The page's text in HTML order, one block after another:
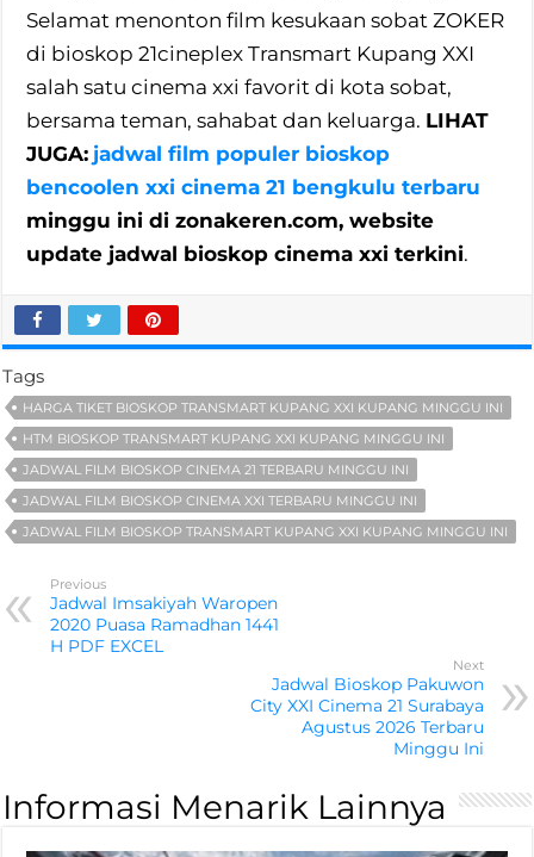
Selamat menonton film kesukaan sobat ZOKER
di bioskop 21cineplex Transmart Kupang XXI
salah satu cinema xxi favorit di kota sobat,
bersama teman, sahabat dan keluarga. LIHAT
JUGA: jadwal film populer bioskop
bencoolen xxi cinema 21 bengkulu terbaru
minggu ini di zonakeren.com, website
update jadwal bioskop cinema xxi terkini.
Tags
HARGA TIKET BIOSKOP TRANSMART KUPANG XXI KUPANG MINGGU INI
HTM BIOSKOP TRANSMART KUPANG XXI KUPANG MINGGU INI
JADWAL FILM BIOSKOP CINEMA 21 TERBARU MINGGU INI
JADWAL FILM BIOSKOP CINEMA XXI TERBARU MINGGU INI
JADWAL FILM BIOSKOP TRANSMART KUPANG XXI KUPANG MINGGU INI
Previous
Jadwal Imsakiyah Waropen
2020 Puasa Ramadhan 1441
H PDF EXCEL
Next
Jadwal Bioskop Pakuwon
City XXI Cinema 21 Surabaya
Agustus 2026 Terbaru
Minggu Ini
Informasi Menarik Lainnya